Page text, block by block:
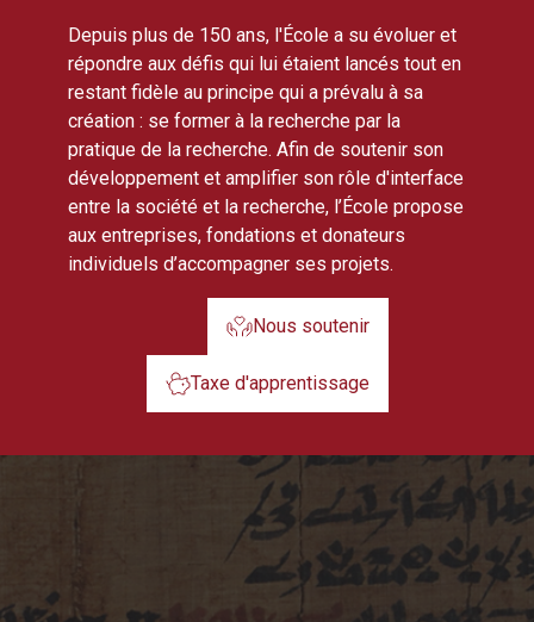
Depuis plus de 150 ans, l'École a su évoluer et
répondre aux défis qui lui étaient lancés tout en
restant fidèle au principe qui a prévalu à sa
création : se former à la recherche par la
pratique de la recherche. Afin de soutenir son
développement et amplifier son rôle d'interface
entre la société et la recherche, l’École propose
aux entreprises, fondations et donateurs
individuels d’accompagner ses projets.
Nous soutenir
Taxe d'apprentissage